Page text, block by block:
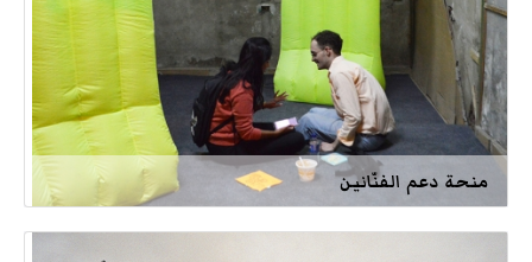
منحة دعم الفنّانين